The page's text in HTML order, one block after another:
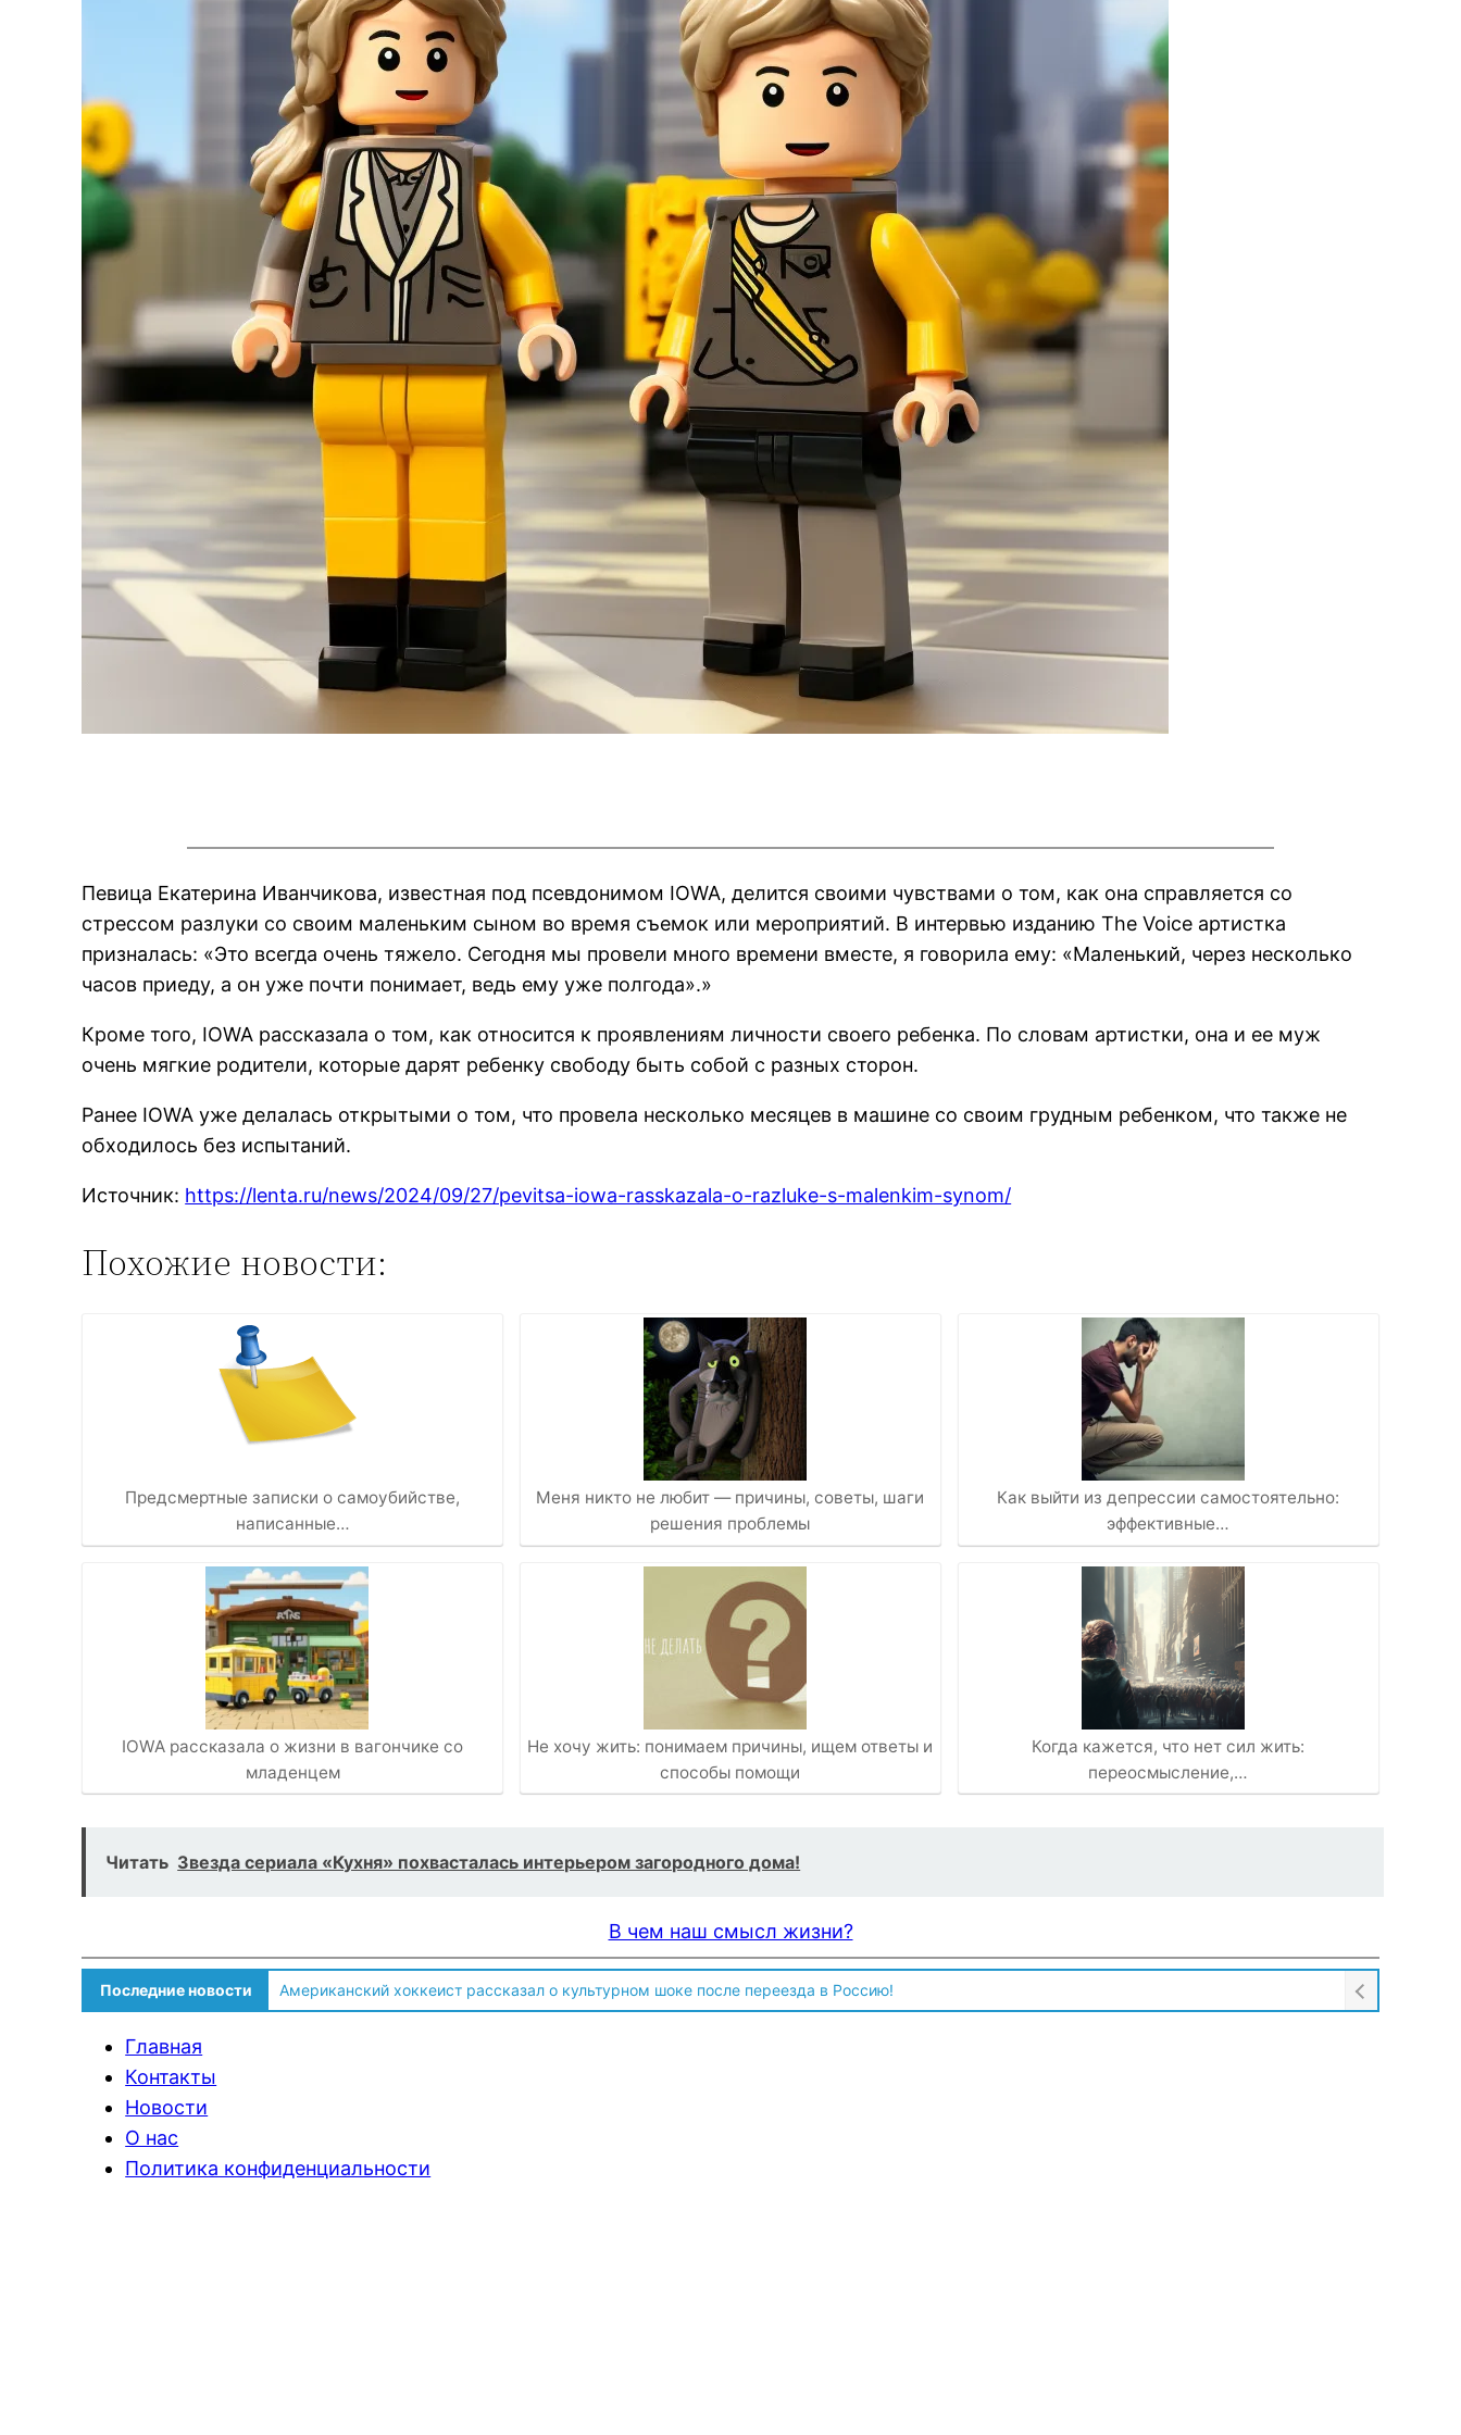
Певица Екатерина Иванчикова, известная под псевдонимом IOWA, делится своими чувствами о том, как она справляется со
стрессом разлуки со своим маленьким сыном во время съемок или мероприятий. В интервью изданию The Voice артистка
призналась: «Это всегда очень тяжело. Сегодня мы провели много времени вместе, я говорила ему: «Маленький, через несколько
часов приеду, а он уже почти понимает, ведь ему уже полгода».»
Кроме того, IOWA рассказала о том, как относится к проявлениям личности своего ребенка. По словам артистки, она и ее муж
очень мягкие родители, которые дарят ребенку свободу быть собой с разных сторон.
Ранее IOWA уже делалась открытыми о том, что провела несколько месяцев в машине со своим грудным ребенком, что также не
обходилось без испытаний.
Источник: https://lenta.ru/news/2024/09/27/pevitsa-iowa-rasskazala-o-razluke-s-malenkim-synom/
Похожие новости:
Предсмертные записки о самоубийстве,
написанные…
IOWA рассказала о жизни в вагончике со
младенцем
Меня никто не любит — причины, советы, шаги
решения проблемы
Не хочу жить: понимаем причины, ищем ответы и
способы помощи
Как выйти из депрессии самостоятельно:
эффективные…
Когда кажется, что нет сил жить:
переосмысление,…
Читать Звезда сериала «Кухня» похвасталась интерьером загородного дома!
В чем наш смысл жизни?
Последние новости
Американский хоккеист рассказал о культурном шоке после переезда в Россию!
Главная
Контакты
Новости
О нас
Политика конфиденциальности